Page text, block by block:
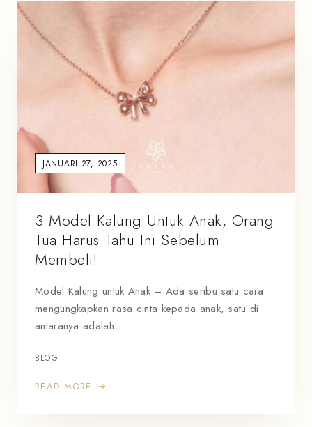
JANUARI 27, 2025
3 Model Kalung Untuk Anak, Orang
Tua Harus Tahu Ini Sebelum
Membeli!
Model Kalung untuk Anak – Ada seribu satu cara
mengungkapkan rasa cinta kepada anak, satu di
antaranya adalah…
BLOG
READ MORE